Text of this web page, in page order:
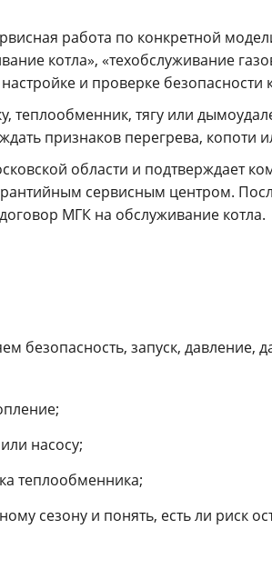
работа по конкретной
котла», «техобслуживание
и проверке безопасности
тягу или
признаков перегрева, копоти
области и подтверждает
сервисным центром.
МГК на обслуживание котла.
запуск, давление,
насосу;
теплообменника;
сезону и понять, есть ли риск